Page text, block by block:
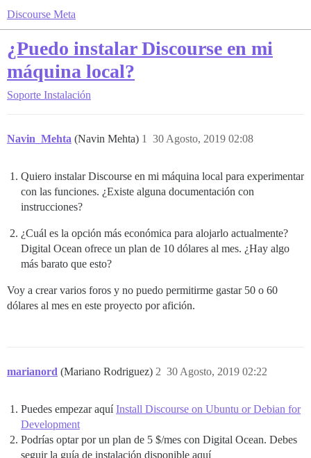
Discourse Meta
¿Puedo instalar Discourse en mi
máquina local?
Soporte Instalación
Navin_Mehta (Navin Mehta) 30 Agosto, 2019 02:08
1
Quiero instalar Discourse en mi máquina local para experimentar
con las funciones. ¿Existe alguna documentación con
instrucciones?
¿Cuál es la opción más económica para alojarlo actualmente?
Digital Ocean ofrece un plan de 10 dólares al mes. ¿Hay algo
más barato que esto?
Voy a crear varios foros y no puedo permitirme gastar 50 o 60
dólares al mes en este proyecto por afición.
marianord (Mariano Rodriguez) 30 Agosto, 2019 02:22
2
Puedes empezar aquíInstall Discourse on Ubuntu or Debian for
Development
Podrías optar por un plan de 5 $/mes con Digital Ocean. Debes
seguir la guía de instalación disponible aquí